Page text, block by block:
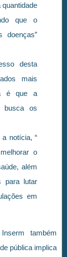
que o
doenças”
desta
mais
é que a
busca os
notícia, “
o
além
para lutar
em
também
pública implica